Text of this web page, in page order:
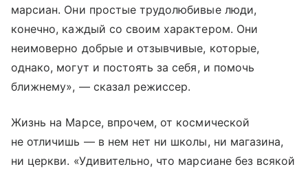
марсиан. Они простые трудолюбивые люди,
конечно, каждый со своим характером. Они
неимоверно добрые и отзывчивые, которые,
однако, могут и постоять за себя, и помочь
ближнему», — сказал режиссер.
Жизнь на Марсе, впрочем, от космической
не отличишь — в нем нет ни школы, ни магазина,
ни церкви. «Удивительно, что марсиане без всякой